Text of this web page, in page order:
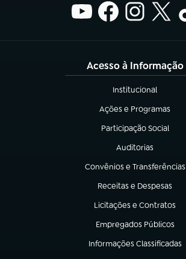
Acesso à Informação
Institucional
(abre em nova aba)
Ações e Programas
(abre em nova aba)
Participação Social
(abre em nova aba)
Auditorias
(abre em nova aba)
Convênios e Transferências
(abre em nova aba)
Receitas e Despesas
(abre em nova aba)
Licitações e Contratos
(abre em nova aba)
Empregados Públicos
(abre em nova aba)
Informações Classificadas
(abre em nova aba)